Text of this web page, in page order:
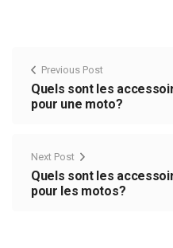
Previous Post
Quels sont les
pour une moto?
Next Post
Quels sont les
pour les motos?